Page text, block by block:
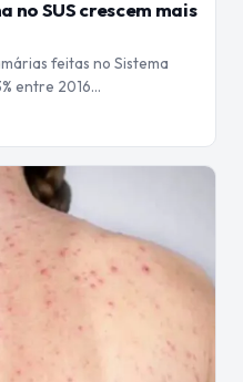
no SUS crescem mais
feitas no Sistema
entre 2016…